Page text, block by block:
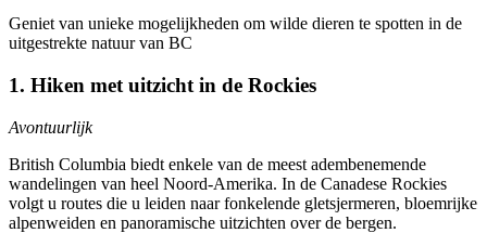
Geniet van unieke mogelijkheden om wilde dieren te spotten in de
uitgestrekte natuur van BC
1. Hiken met uitzicht in de Rockies
Avontuurlijk
British Columbia biedt enkele van de meest adembenemende
wandelingen van heel Noord-Amerika. In de Canadese Rockies
volgt u routes die u leiden naar fonkelende gletsjermeren, bloemrijke
alpenweiden en panoramische uitzichten over de bergen.